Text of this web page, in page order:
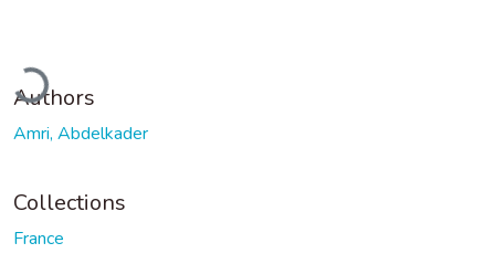
Loading...
Authors
Amri, Abdelkader
Collections
France